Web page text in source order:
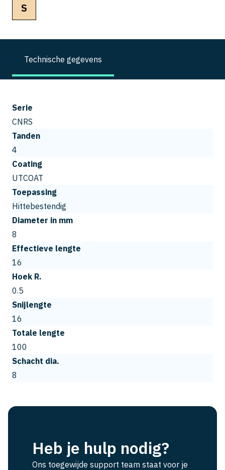
S
Technische gegevens
Serie
CNRS
Tanden
4
Coating
UTCOAT
Toepassing
Hittebestendig
Diameter in mm
8
Effectieve lengte
16
Hoek R.
0.5
Snijlengte
16
Totale lengte
100
Schacht dia.
8
Heb je hulp nodig?
Ons toegewijde support team staat voor je